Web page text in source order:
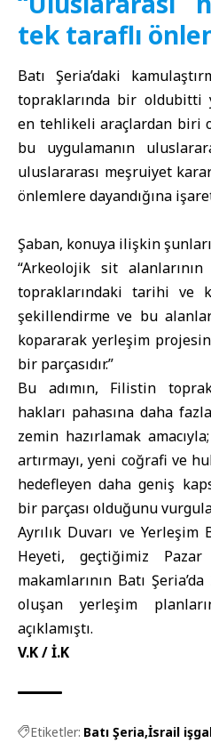
tek taraflı
Batı Şeria’daki
topraklarında bir oldubitti
en tehlikeli araçlardan biri
bu uygulamanın
uluslararası meşruiyet
önlemlere dayandığına
Şaban, konuya ilişkin
“Arkeolojik sit
topraklarındaki tarihi ve
şekillendirme ve bu
kopararak yerleşim
bir parçasıdır.”
Bu adımın, Filistin
hakları pahasına daha
zemin hazırlamak
artırmayı, yeni coğrafi ve
hedefleyen daha geniş
bir parçası olduğunu
Ayrılık Duvarı ve
Heyeti, geçtiğimiz
makamlarının Batı
oluşan yerleşim
açıklamıştı.
V.K / İ.K
Etiketler: Batı Şeria İsrail